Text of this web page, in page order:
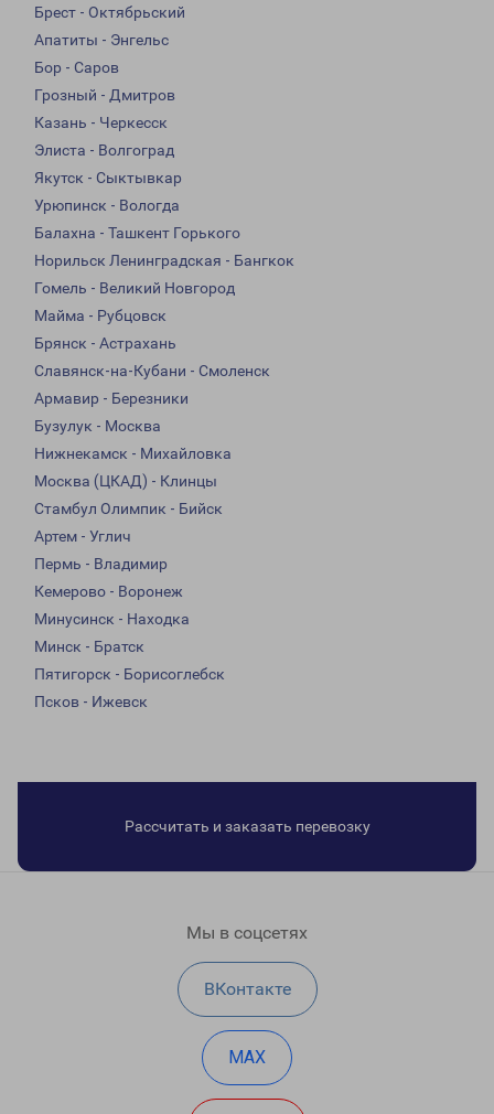
Брест - Октябрьский
Апатиты - Энгельс
Бор - Саров
Грозный - Дмитров
Казань - Черкесск
Элиста - Волгоград
Якутск - Сыктывкар
Урюпинск - Вологда
Балахна - Ташкент Горького
Норильск Ленинградская - Бангкок
Гомель - Великий Новгород
Майма - Рубцовск
Брянск - Астрахань
Славянск-на-Кубани - Смоленск
Армавир - Березники
Бузулук - Москва
Нижнекамск - Михайловка
Москва (ЦКАД) - Клинцы
Стамбул Олимпик - Бийск
Артем - Углич
Пермь - Владимир
Кемерово - Воронеж
Минусинск - Находка
Минск - Братск
Пятигорск - Борисоглебск
Псков - Ижевск
Рассчитать и заказать перевозку
Мы в соцсетях
ВКонтакте
MAX